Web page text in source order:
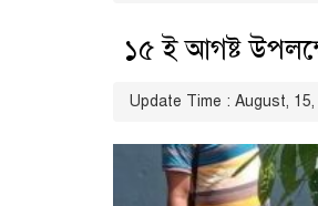
১৫ ই আগষ্ট
Update Time : August,